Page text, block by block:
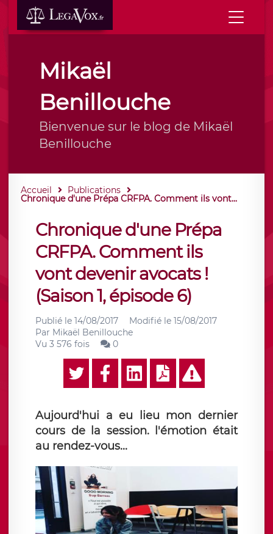
Mikaël
Benillouche
Bienvenue sur le blog de Mikaël
Benillouche
Accueil Publications
Chronique d'une Prépa CRFPA. Comment ils vont...
Chronique d'une Prépa
CRFPA. Comment ils
vont devenir avocats !
(Saison 1, épisode 6)
Publié le 14/08/2017 Modifié le 15/08/2017
Par Mikaël Benillouche
Vu 3 576 fois
0
Aujourd'hui a eu lieu mon dernier
cours de la session. l'émotion était
au rendez-vous...